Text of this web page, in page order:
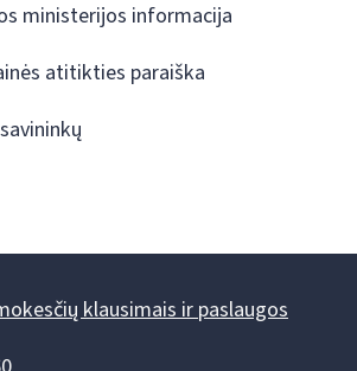
ministerijos informacija
atitikties paraiška
klausimais ir paslaugos